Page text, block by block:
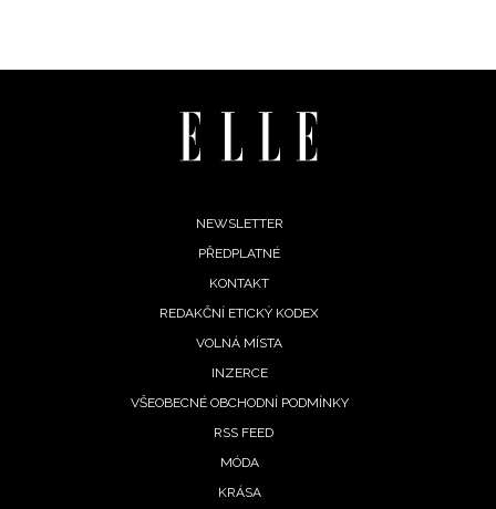
NEWSLETTER
PŘEDPLATNÉ
KONTAKT
REDAKČNÍ ETICKÝ KODEX
VOLNÁ MÍSTA
INZERCE
VŠEOBECNÉ OBCHODNÍ PODMÍNKY
RSS FEED
MÓDA
KRÁSA